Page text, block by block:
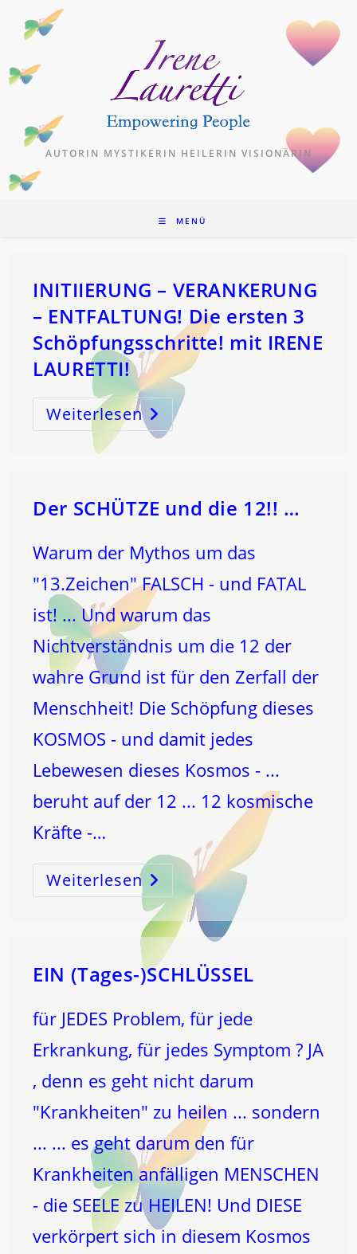
Inhalt
AUTORIN MYSTIKERIN HEILERIN VISIONÄRIN
MENÜ
INITIIERUNG – VERANKERUNG
– ENTFALTUNG! Die ersten 3
Schöpfungsschritte! mit IRENE
LAURETTI!
Weiterlesen INITIIERUNG
–
VERANKERUNG
Schöpfungsschritte!
Mit
Der SCHÜTZE und die 12!! …
Warum der Mythos um das
"13.Zeichen" FALSCH - und FATAL
ist! ... Und warum das
Nichtverständnis um die 12 der
wahre Grund ist für den Zerfall der
Menschheit! Die Schöpfung dieses
KOSMOS - und damit jedes
Lebewesen dieses Kosmos - ...
beruht auf der 12 ... 12 kosmische
Kräfte -…
Weiterlesen Der
SCHÜTZE
Und
Die
12!!
…
EIN (Tages-)SCHLÜSSEL
für JEDES Problem, für jede
Erkrankung, für jedes Symptom ? JA
, denn es geht nicht darum
"Krankheiten" zu heilen ... sondern
... ... es geht darum den für
Krankheiten anfälligen MENSCHEN
- die SEELE zu HEILEN! Und DIESE
verkörpert sich in diesem Kosmos